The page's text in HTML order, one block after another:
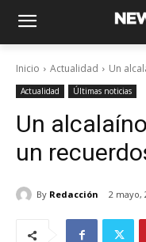
Inicio Actualidad Un
Actualidad Últimas noticias
Un
un
By Redacción 2 mayo,